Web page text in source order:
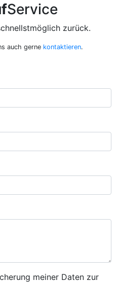
Service
zurück.
auch gerne kontaktieren.
meiner Daten zur